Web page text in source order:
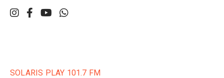
SOLARIS PLAY 101.7 FM